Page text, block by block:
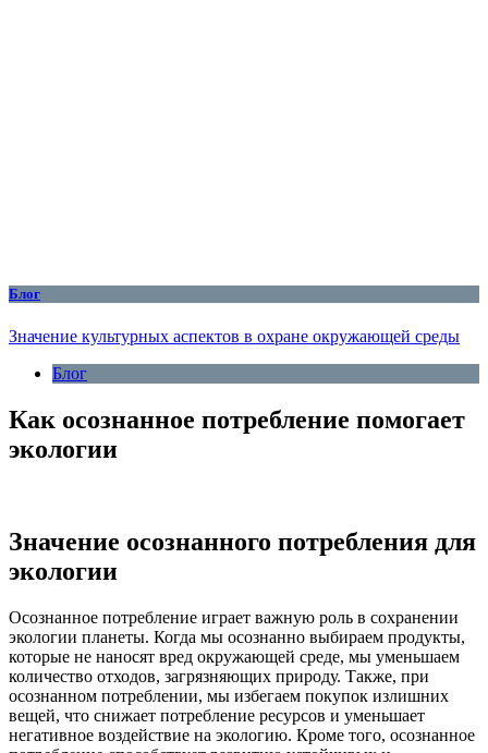
Блог
Значение культурных аспектов в охране окружающей среды
Блог
Как осознанное потребление помогает
экологии
Значение осознанного потребления для
экологии
Осознанное потребление играет важную роль в сохранении
экологии планеты. Когда мы осознанно выбираем продукты,
которые не наносят вред окружающей среде, мы уменьшаем
количество отходов, загрязняющих природу. Также, при
осознанном потреблении, мы избегаем покупок излишних
вещей, что снижает потребление ресурсов и уменьшает
негативное воздействие на экологию. Кроме того, осознанное